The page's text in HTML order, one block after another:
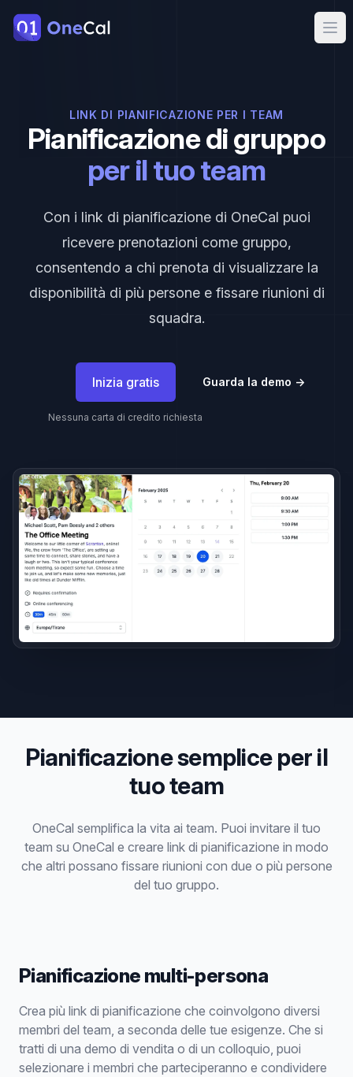
OneCal
LINK DI PIANIFICAZIONE PER I TEAM
Pianificazione di gruppo
per il tuo team
Con i link di pianificazione di OneCal puoi
ricevere prenotazioni come gruppo,
consentendo a chi prenota di visualizzare la
disponibilità di più persone e fissare riunioni di
squadra.
Inizia gratis
Nessuna carta di credito richiesta
Guarda la demo →
Pianificazione semplice per il
tuo team
OneCal semplifica la vita ai team. Puoi invitare il tuo
team su OneCal e creare link di pianificazione in modo
che altri possano fissare riunioni con due o più persone
del tuo gruppo.
Pianificazione multi-persona
Crea più link di pianificazione che coinvolgono diversi
membri del team, a seconda delle tue esigenze. Che si
tratti di una demo di vendita o di un colloquio, puoi
selezionare i membri che parteciperanno e condividere